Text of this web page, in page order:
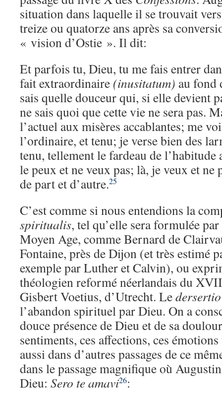
situation dans laquelle il se trouvait
treize ou quatorze ans après sa
« vision d’Ostie ». Il dit:
Et parfois tu, Dieu, tu me fais entrer
fait extraordinaire (inusitatum) au fond
sais quelle douceur qui, si elle devient
ne sais quoi que cette vie ne sera pas.
l’actuel aux misères accablantes; me
l’ordinaire, et tenu; je verse bien des
tenu, tellement le fardeau de
le peux et ne veux pas; là, je veux et ne
de part et d’autre.25
C’est comme si nous entendions la
spiritualis, tel qu’elle sera formulée
Moyen Age, comme Bernard de
Fontaine, près de Dijon (et très estimé
exemple par Luther et Calvin), ou
théologien reformé néerlandais du XVII
Gisbert Voetius, d’Utrecht. Le
l’abandon spirituel par Dieu. On a
douce présence de Dieu et de sa
sentiments, ces affections, ces
aussi dans d’autres passages de ce
dans le passage magnifique où
Dieu: Sero te amavi26: